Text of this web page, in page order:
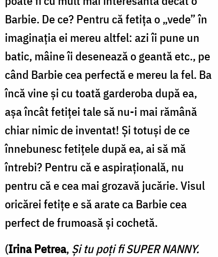
Barbie. De ce? Pentru că fetiţa o „vede” în
imaginaţia ei mereu altfel: azi îi pune un
batic, mâine îi desenează o geantă etc., pe
când Barbie cea perfectă e mereu la fel. Ba
încă vine şi cu toată garderoba după ea,
aşa încât fetiţei tale să nu-i mai rămână
chiar nimic de inventat! Și totuși de ce
înnebunesc fetițele după ea, ai să mă
întrebi? Pentru că e aspiraţională, nu
pentru că e cea mai grozavă jucărie. Visul
oricărei fetiţe e să arate ca Barbie cea
perfect de frumoasă şi cochetă.
(Irina Petrea, Şi tu poţi fi SUPER NANNY.